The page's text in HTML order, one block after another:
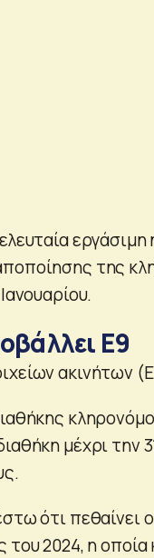
της
Ε9
ακινήτων
μέχρι την
ότι πεθαίνει
του 2024, η